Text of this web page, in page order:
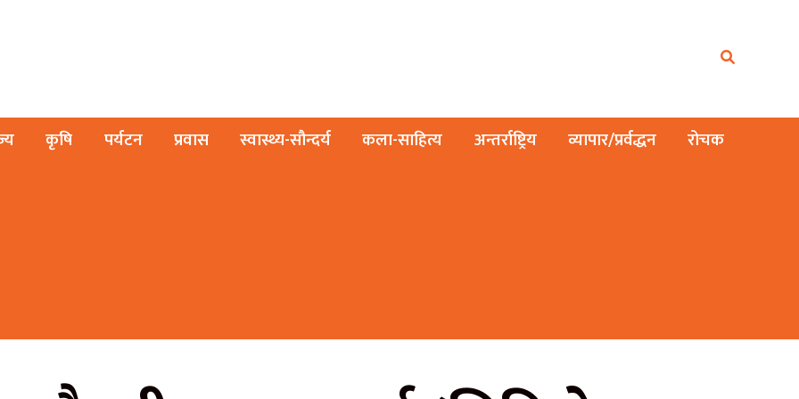
कृषि पर्यटन प्रवास स्वास्थ्य-सौन्दर्य कला-साहित्य अन्तर्राष्ट्रिय व्यापार/प्रर्वद्धन रोचक